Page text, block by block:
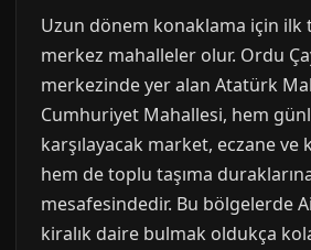
Uzun dönem konaklama için ilk
merkez mahalleler olur. Ordu
merkezinde yer alan Atatürk
Cumhuriyet Mahallesi, hem
karşılayacak market, eczane ve
hem de toplu taşıma
mesafesindedir. Bu bölgelerde
kiralık daire bulmak oldukça